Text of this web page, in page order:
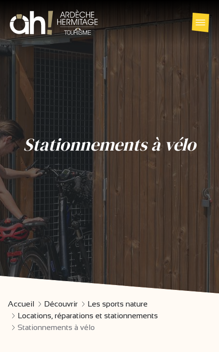
Stationnements à vélo
Accueil Découvrir
Les sports nature
Locations, réparations et stationnements
Stationnements à vélo